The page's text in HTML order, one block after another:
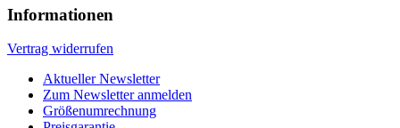
Informationen
Vertrag widerrufen
Aktueller Newsletter
Zum Newsletter anmelden
Größenumrechnung